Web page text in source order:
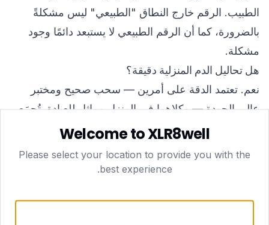
الطبيب. الرقم خارج النطاق "الطبيعي" ليس مشكلةً
بالضرورة، كما أن الرقم الطبيعي لا يستبعد دائمًا وجود
مشكلة.
هل تحاليل الدم المنزلية دقيقة؟
نعم. تعتمد الدقة على أمرين — سحب صحيح ومختبر
عالي الجودة — وكلاهما في المنزل مماثل للعيادة. تُجمَع
العيّنات بواسطة ممرضة مؤهلة وفق إجراءات قياسية،
بنفس موثوقية سحبه في العيادة. الراحة لا تكلفك الدقة.
تحاليل الدم أدوات فعّالة للفحص الوقائي والمتابعة: يمكنها
Welcome to XLR8well
Please select your location to provide you with the
best experience.